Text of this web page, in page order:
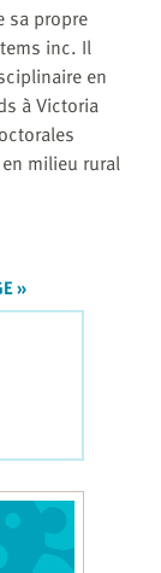
sa propre
inc. Il
en
à Victoria
milieu rural
»